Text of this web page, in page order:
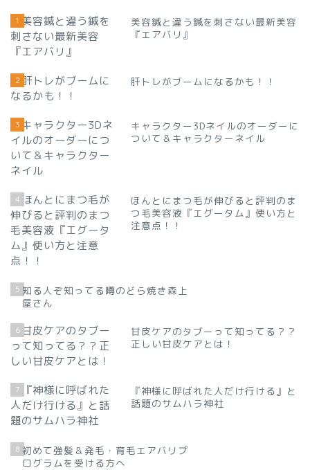
1
美容鍼と違う鍼を刺さない最新美容
『エアバリ』
2 肝トレがブームになるかも！！
3
キャラクター3Dネイルのオーダーに
ついて＆キャラクターネイル
4
ほんとにまつ毛が伸びると評判のま
つ毛美容液『エグータム』使い方と
注意点！！
5 知る人ぞ知ってる噂のどら焼き森上
屋さん
6
甘皮ケアのタブーって知ってる？？
正しい甘皮ケアとは！
7
『神様に呼ばれた人だけ行ける』と
話題のサムハラ神社
8 初めて強髪＆発毛・育毛エアバリプ
ログラムを受ける方へ